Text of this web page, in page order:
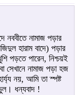
নামাজ পড়ার
হারাম বাদে) পড়ার
পড়তে পারেন, নিশ্চয়ই
সেখানে নামাজ পড়া হজ
নয়, আমি তা স্পষ্ট
ধন্যবাদ !